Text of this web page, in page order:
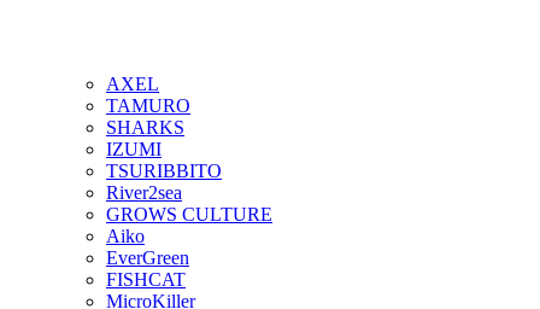
AXEL
TAMURO
SHARKS
IZUMI
TSURIBBITO
River2sea
GROWS CULTURE
Aiko
EverGreen
FISHCAT
MicroKiller